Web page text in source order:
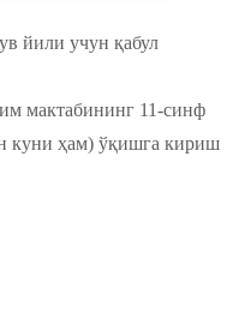
йили учун қабул
мактабининг 11-синф
куни ҳам) ўқишга кириш